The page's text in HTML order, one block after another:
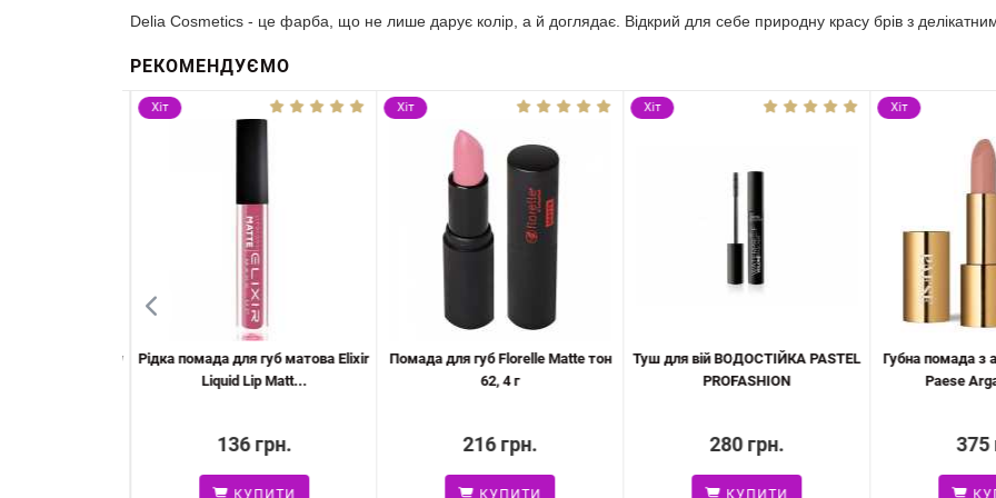
Delia Cosmetics - це фарба, що не лише дарує колір, а й доглядає. Відкрий для себе природну красу брів з делікатним
РЕКОМЕНДУЄМО
Delia Eyebrow
Хіт
Рідка помада для губ матова Elixir
Liquid Lip Matt...
136 грн.
КУПИТИ
Хіт
Помада для губ Florelle Matte тон
62, 4 г
216 грн.
КУПИТИ
Хіт
Туш для вій ВОДОСТІЙКА PASTEL
PROFASHION
280 грн.
КУПИТИ
Хіт
Губна помада з
Paese
375